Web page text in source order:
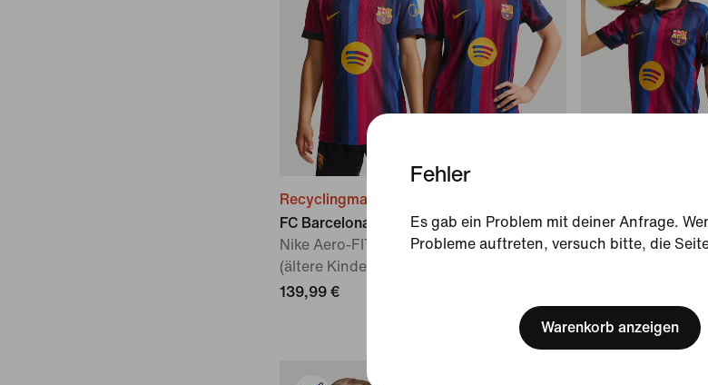
We think
Update
Fehler
Es gab ein Problem mit deiner Anfrage.
Probleme auftreten, versuch bitte, die
Warenkorb anzeigen
Recyclingmaterialien
FC Barcelona 2026/27 Heimspiel
Nike Aero-FIT Authentic Fußballtrikot
(ältere Kinder)
139,99 €
FC Barcelona
Nike Dri-FIT